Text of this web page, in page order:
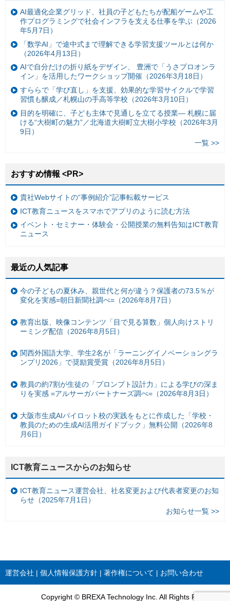
AI最適化企業グリッド、社員の子どもたちが配船ゲームや工
作プログラミングで社会インフラを支える仕事を学ぶ（2026
年5月7日）
「数学AI」で途中式まで理解できる学習支援ツールとは何か
（2026年4月13日）
AIで自分だけの折り紙をデザイン、 豊洲で「うさプロオンラ
イン」を活用したワークショップ開催（2026年3月18日）
すららで「学び直し」を支援、効果的な学習サイクルで学習
習慣も醸成／札幌山の手高等学校（2026年3月10日）
目的を明確に、子ども主体で見通しを立てる授業— 札幌に届
ける“大樹町の魅力”／北海道大樹町立大樹小学校（2026年3月
9日）
一覧 >>
おすすめ情報 <PR>
貴社Webサイトの“事例紹介”記事転載サービス
ICT教育ニュースをスマホでアプリのように読む方法
イベント・セミナー・体験会・公開授業の無料告知はICT教育
ニュース
最近の人気記事
今の子どもの夏休み、親世代と何が違う？保護者の73.5％が
変化を実感=朝日新聞社調べ=（2026年8月7日）
教育出版、映像コンテンツ「目で見る算数」個人向けストリ
ーミング配信（2026年8月5日）
関西外国語大学、学生2名が「ラーニングイノベーショングラ
ンプリ2026」で奨励賞受賞（2026年8月5日）
教員の約7割が生徒の「プロンプト設計力」による学びの深ま
りを実感 =アルサーガパートナーズ調べ=（2026年8月3日）
大阪市生成AIパイロット校の実践をもとに作成した「学校・
教員のための生成AI活用ガイドブック」無料公開（2026年8
月6日）
ICT教育ニュースからのお知らせ
ICT教育ニュース運営会社、社名変更および代表者変更のお知
らせ（2025年7月1日）
お知らせ一覧 >>
運営会社 個人情報保護方針 著作権について お問い合わせ
Copyright © BREXA Technology Inc. All Rights Reserved.